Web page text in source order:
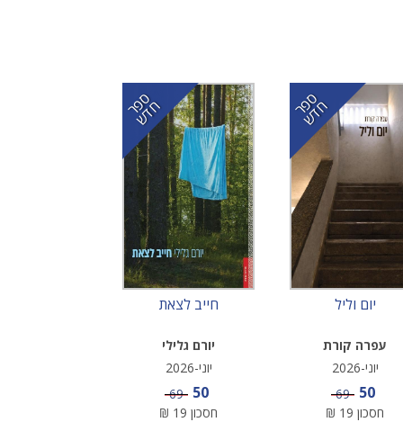
ס
פ
ר
ח
ד
ש
יום וליל
עפרה קורת
יוני-2026
מחיר מבצע
50 מחיר
69
חסכון 19
₪
ס
פ
ר
ח
ד
ש
חייב לצאת
יורם גלילי
יוני-2026
מחיר מבצע
50 מחיר
69
חסכון 19
₪